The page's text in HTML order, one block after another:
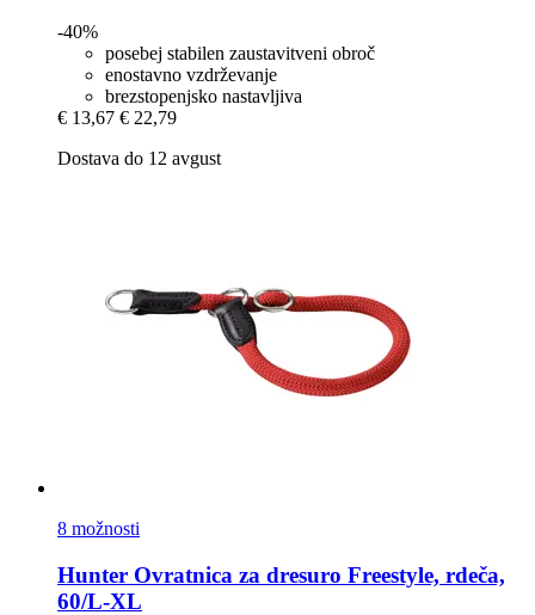
-40%
posebej stabilen zaustavitveni obroč
enostavno vzdrževanje
brezstopenjsko nastavljiva
€ 13,67 € 22,79
Dostava do 12 avgust
8 možnosti
Hunter Ovratnica za dresuro Freestyle, rdeča,
60/L-​XL